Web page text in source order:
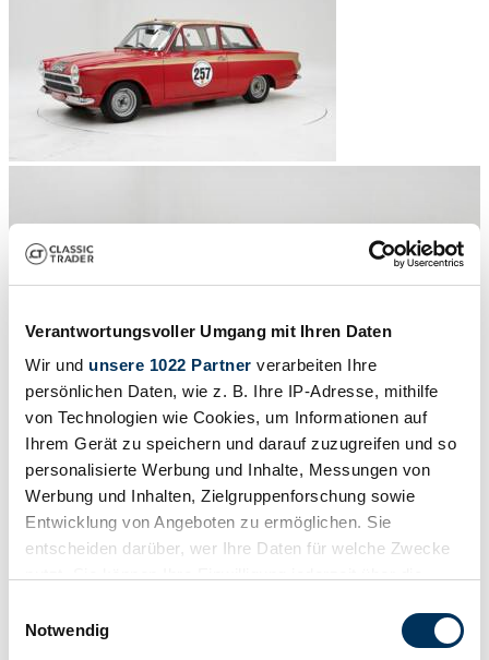
Verantwortungsvoller Umgang mit Ihren Daten
Wir und unsere 1022 Partner verarbeiten Ihre
persönlichen Daten, wie z. B. Ihre IP-Adresse, mithilfe
von Technologien wie Cookies, um Informationen auf
Ihrem Gerät zu speichern und darauf zuzugreifen und so
personalisierte Werbung und Inhalte, Messungen von
Werbung und Inhalten, Zielgruppenforschung sowie
Entwicklung von Angeboten zu ermöglichen. Sie
entscheiden darüber, wer Ihre Daten für welche Zwecke
Trigger Symbol ändern oder widerrufen
Notwendig
/15
1965 | Ford Lotus Cortina
1965 Ford Cortina MK1 '65
9950 €